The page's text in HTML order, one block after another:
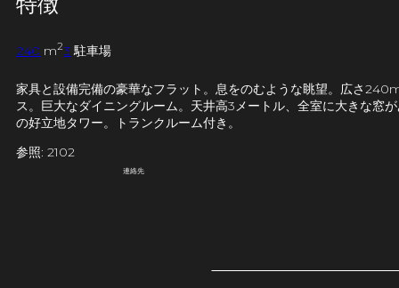
240 m23 駐車場
家具と設備完備の豪華なフラット。息をのむような眺望。広さ
ス。巨大なダイニングルーム。天井高3メートル、全室に大きな窓
の好立地タワー。トランクルーム付き。
参照: 2102
連絡先